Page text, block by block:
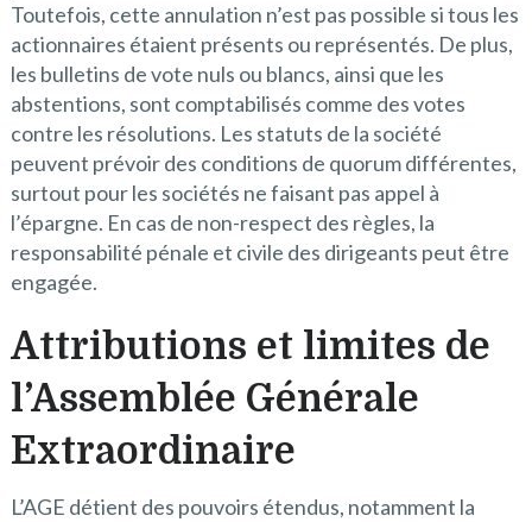
Toutefois, cette annulation n’est pas possible si tous les
actionnaires étaient présents ou représentés. De plus,
les bulletins de vote nuls ou blancs, ainsi que les
abstentions, sont comptabilisés comme des votes
contre les résolutions. Les statuts de la société
peuvent prévoir des conditions de quorum différentes,
surtout pour les sociétés ne faisant pas appel à
l’épargne. En cas de non-respect des règles, la
responsabilité pénale et civile des dirigeants peut être
engagée.
Attributions et limites de
l’Assemblée Générale
Extraordinaire
L’AGE détient des pouvoirs étendus, notamment la